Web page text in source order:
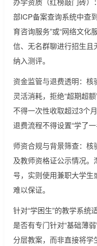
部ICP备案查询系统中查
育咨询服务”或“网络文化
信、无名群聊进行招生且
纳入测评。
资金监管与退费透明：核
灵活消耗，拒绝“超期超
不得一次性收取超过3个
退费流程不得设置“学了一
师资合规与背景筛查：
及教师资格证公示情况。
号，实则使用兼职大学
难以保证。
针对“学困生”的教学系统
是否有专门针对“基础薄弱
分层教案，而非直接将学